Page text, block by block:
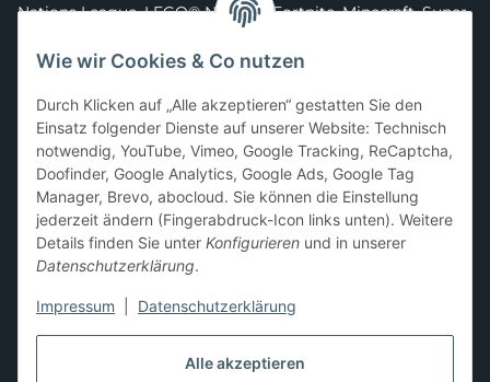
Nations League, LEGO® Ninjago Fortnite,Minecraft,Super
Asterix
Sammelkarten-Zubehör &
Schutzprodukte
Card Sleeves, Penny Sleeves, Premium Sleeves,Toploader
Magnetic Holder, Sammelalben / Binder / Pocket Pages
Deckboxen ,Playmats undAufbewahrungslösungen
Alle akzeptieren
Wie wir Cookies & Co nutzen
Durch Klicken auf „Alle akzeptieren“ gestatten Sie den
Einsatz folgender Dienste auf unserer Website: Technisch
notwendig, YouTube, Vimeo, Google Tracking, ReCaptcha,
Doofinder, Google Analytics, Google Ads, Google Tag
Manager, Brevo, abocloud. Sie können die Einstellung
jederzeit ändern (Fingerabdruck-Icon links unten). Weitere
Details finden Sie unter Konfigurieren und in unserer
Datenschutzerklärung.
Impressum Datenschutzerklärung